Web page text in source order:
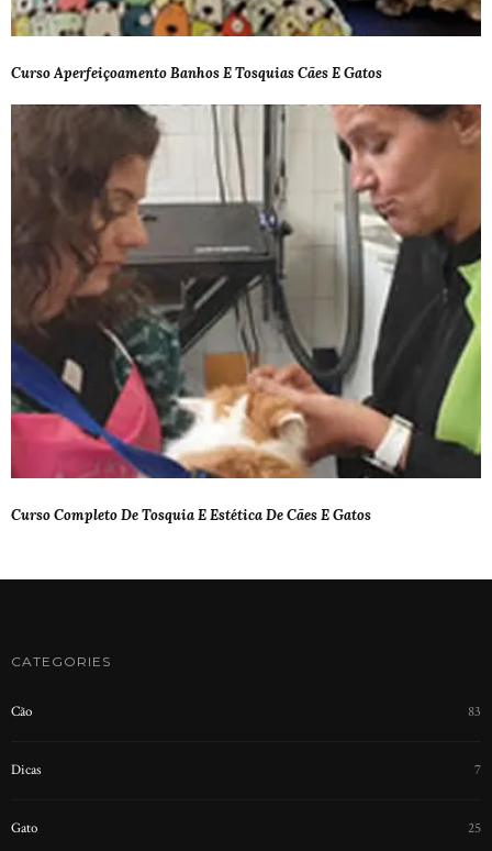
Curso Aperfeiçoamento Banhos E Tosquias Cães E Gatos
Curso Completo De Tosquia E Estética De Cães E Gatos
CATEGORIES
Cão 83
Dicas 7
Gato 25